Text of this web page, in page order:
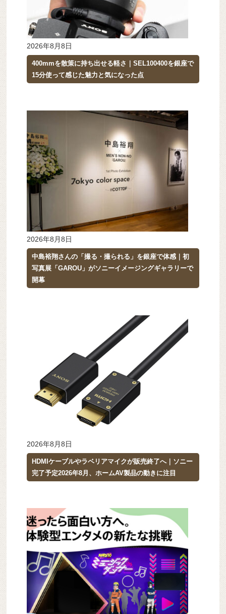
2026年8月8日
400mmを散策に持ち出せる軽さ｜SEL100400を銀座で
15分使って感じた魅力と気になった点
2026年8月8日
中島裕翔さんの「撮る・撮られる」を銀座で体感｜初
写真展「GAROU」がソニーイメージングギャラリーで
開幕
2026年8月8日
HDMIケーブルやラベリアマイクが販売終了へ｜ソニー
完了予定2026年8月、ホームAV製品の動きに注目